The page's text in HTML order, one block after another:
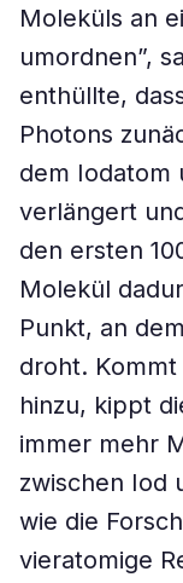
Moleküls an
umordnen”,
enthüllte,
Photons
dem Iodatom
verlängert
den ersten
Molekül
Punkt, an
droht. Kommt
hinzu, kippt
immer mehr
zwischen Iod
wie die
vieratomige